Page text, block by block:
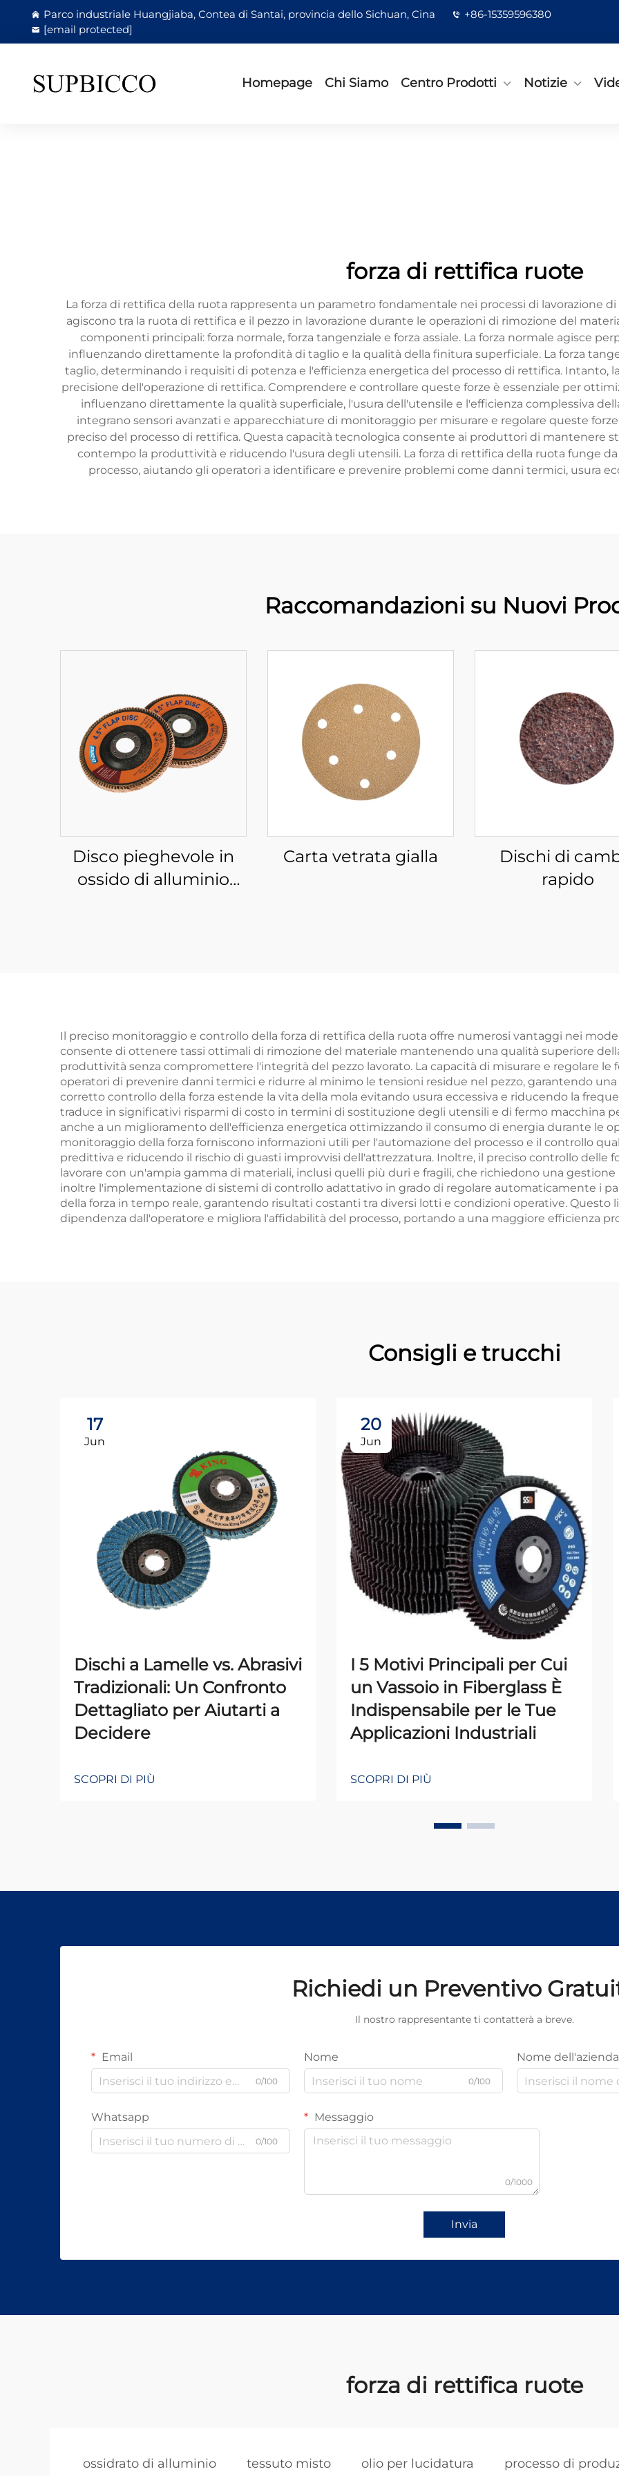
Parco industriale Huangjiaba, Contea di Santai, provincia dello Sichuan, Cina
+86-15359596380
[email protected]
Homepage Chi Siamo Centro Prodotti Notizie
forza di rettifica ruote
La forza di rettifica della ruota rappresenta un parametro fondamentale nei processi di lavorazione
agiscono tra la ruota di rettifica e il pezzo in lavorazione durante le operazioni di rimozione del
componenti principali: forza normale, forza tangenziale e forza assiale. La forza normale agisce
influenzando direttamente la profondità di taglio e la qualità della finitura superficiale. La forza
taglio, determinando i requisiti di potenza e l'efficienza energetica del processo di rettifica. Intanto,
precisione dell'operazione di rettifica. Comprendere e controllare queste forze è essenziale per
influenzano direttamente la qualità superficiale, l'usura dell'utensile e l'efficienza complessiva
integrano sensori avanzati e apparecchiature di monitoraggio per misurare e regolare queste
preciso del processo di rettifica. Questa capacità tecnologica consente ai produttori di mantenere
contempo la produttività e riducendo l'usura degli utensili. La forza di rettifica della ruota funge
processo, aiutando gli operatori a identificare e prevenire problemi come danni termici, usura
Raccomandazioni su Nuovi
Disco pieghevole in
ossido di alluminio
Carta vetrata gialla
Dischi di
rapido
Il preciso monitoraggio e controllo della forza di rettifica della ruota offre numerosi vantaggi nei
consente di ottenere tassi ottimali di rimozione del materiale mantenendo una qualità superiore
produttività senza compromettere l'integrità del pezzo lavorato. La capacità di misurare e regolare
operatori di prevenire danni termici e ridurre al minimo le tensioni residue nel pezzo, garantendo
corretto controllo della forza estende la vita della mola evitando usura eccessiva e riducendo la
traduce in significativi risparmi di costo in termini di sostituzione degli utensili e di fermo macchina
anche a un miglioramento dell'efficienza energetica ottimizzando il consumo di energia durante le
monitoraggio della forza forniscono informazioni utili per l'automazione del processo e il controllo
predittiva e riducendo il rischio di guasti improvvisi dell'attrezzatura. Inoltre, il preciso controllo delle
lavorare con un'ampia gamma di materiali, inclusi quelli più duri e fragili, che richiedono una gestione
inoltre l'implementazione di sistemi di controllo adattativo in grado di regolare automaticamente i
della forza in tempo reale, garantendo risultati costanti tra diversi lotti e condizioni operative. Questo
dipendenza dall'operatore e migliora l'affidabilità del processo, portando a una maggiore efficienza
Consigli e trucchi
17
Jun
Dischi a Lamelle vs. Abrasivi
Tradizionali: Un Confronto
Dettagliato per Aiutarti a
Decidere
SCOPRI DI PIÙ
20
Jun
I 5 Motivi Principali per Cui
un Vassoio in Fiberglass È
Indispensabile per le Tue
Applicazioni Industriali
SCOPRI DI PIÙ
Richiedi un Preventivo
Il nostro rappresentante ti contatterà a breve.
Email
0/100
Nome
0/100
Nome dell'azienda
Whatsapp
0/100
Messaggio
0/1000
Invia
forza di rettifica ruote
ossidrato di alluminio tessuto misto olio per lucidatura processo di